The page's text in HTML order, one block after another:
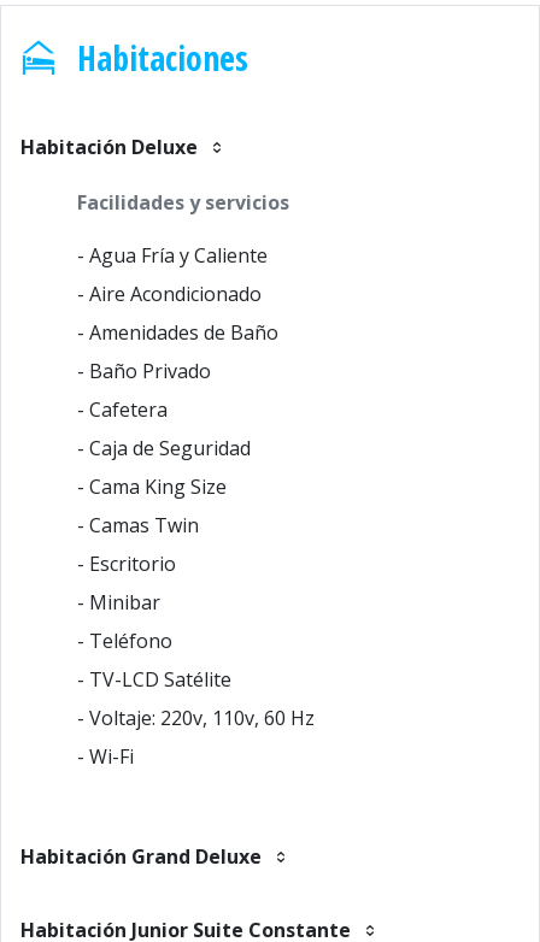
Habitaciones
Habitación Deluxe
Facilidades y servicios
- Agua Fría y Caliente
- Aire Acondicionado
- Amenidades de Baño
- Baño Privado
- Cafetera
- Caja de Seguridad
- Cama King Size
- Camas Twin
- Escritorio
- Minibar
- Teléfono
- TV-LCD Satélite
- Voltaje: 220v, 110v, 60 Hz
- Wi-Fi
Habitación Grand Deluxe
Habitación Junior Suite Constante